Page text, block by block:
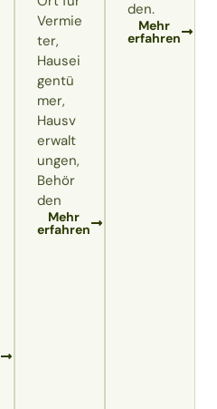
Vermie
ter,
Hausei
gentü
mer,
Hausv
erwalt
ungen,
Behör
den
Mehr
erfahren
den.
Mehr
erfahren